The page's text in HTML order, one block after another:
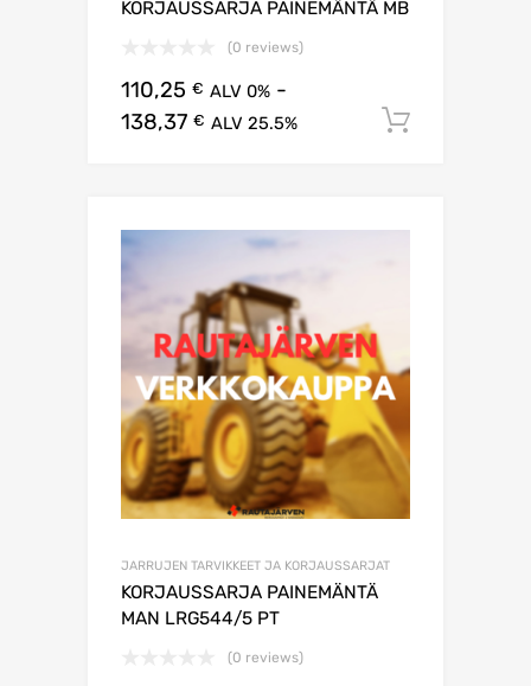
KORJAUSSARJA PAINEMÄNTÄ MB
(0 reviews)
110,25 € ALV 0% -
138,37 € ALV 25.5%
JARRUJEN TARVIKKEET JA KORJAUSSARJAT
KORJAUSSARJA PAINEMÄNTÄ
MAN LRG544/5 PT
(0 reviews)